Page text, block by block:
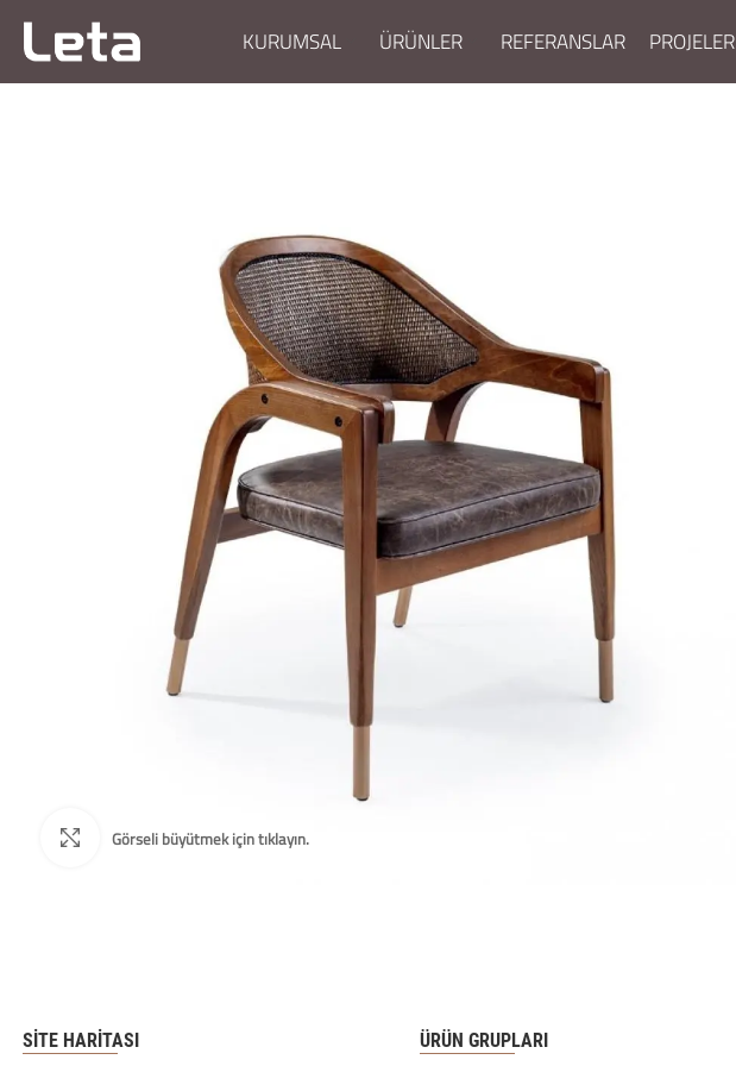
KURUMSAL ÜRÜNLER REFERANSLAR PROJELER
SITE HARITASI ÜRÜN GRUPLARI